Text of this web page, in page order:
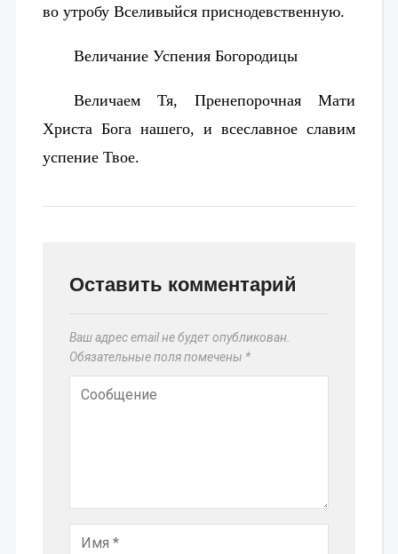
во утробу Вселивыйся приснодевственную.
Величание Успения Богородицы
Величаем Тя, Пренепорочная Мати
Христа Бога нашего, и всеславное славим
успение Твое.
Оставить комментарий
Ваш адрес email не будет опубликован.
Обязательные поля помечены *